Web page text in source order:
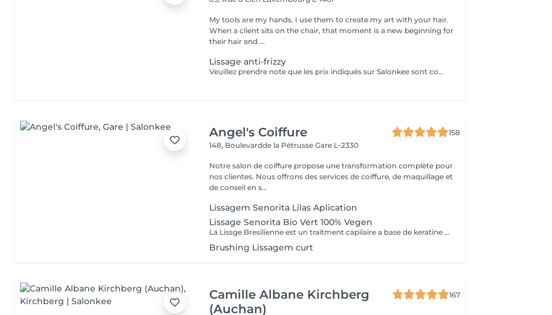
My tools are my hands. I use them to create my art with your hair.
When a client sits on the chair, that moment is a new beginning for
their hair and ...
Lissage anti-frizzy
Veuillez prendre note que les prix indiqués sur Salonkee sont communiqués à titre informatif et s'entendent de base. Ces derniers sont susceptibles de varier selon le diagnostic réalisé à votre arrivée au salon et l'expertise du professionnel à qui vous confiez votre beauté. Dans tous les cas, un devis précis vous sera proposé et toutes réalisations de prestations seront effectuées avec votre accord. Un grand merci d'avance pour votre compréhension. Au plaisir de vous recevoir très vite.
Angel's Coiffure
158
148, Boulevardde la PétrusseGare L-2330
Notre salon de coiffure propose une transformation complète pour
nos clientes. Nous offrons des services de coiffure, de maquillage et
de conseil en s...
Lissagem Senorita Lilas Aplication
Lissage Senorita Bio Vert 100% Vegen
La Lissge Bresilienne est un traitment capilaire a base de keratine et collogene qui permrt de detendre les frosottis ,lisser les cheveux et leur donner de la brillance.Le resultat est des cheveux plus souples disciplines ,avec un effet lisse qui peut durer entre 3 a 6 mois,selon l entretien et les produits utilises.
Brushing Lissagem curt
Camille Albane Kirchberg
(Auchan)
167